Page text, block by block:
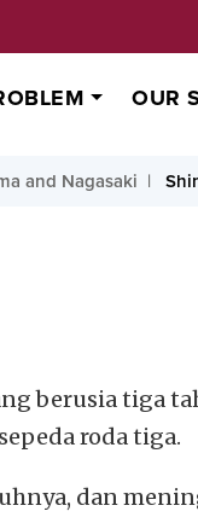
OUR
and Nagasaki
berusia tiga
roda tiga.
dan